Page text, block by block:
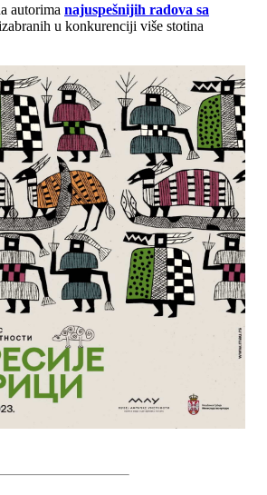
autorima najuspešnijih radova sa
u konkurenciji više stotina